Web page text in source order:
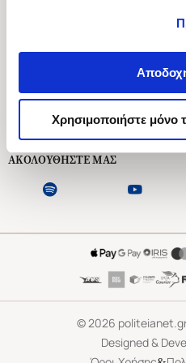
Χρησιμοποιήστε μόνο
Ασκληπιού 1-
Δευτέρα -
Εξυπηρέτηση Πελατών
ΑΚΟΛΟΥΘΗΣΤΕ ΜΑΣ
©2026
Designed &